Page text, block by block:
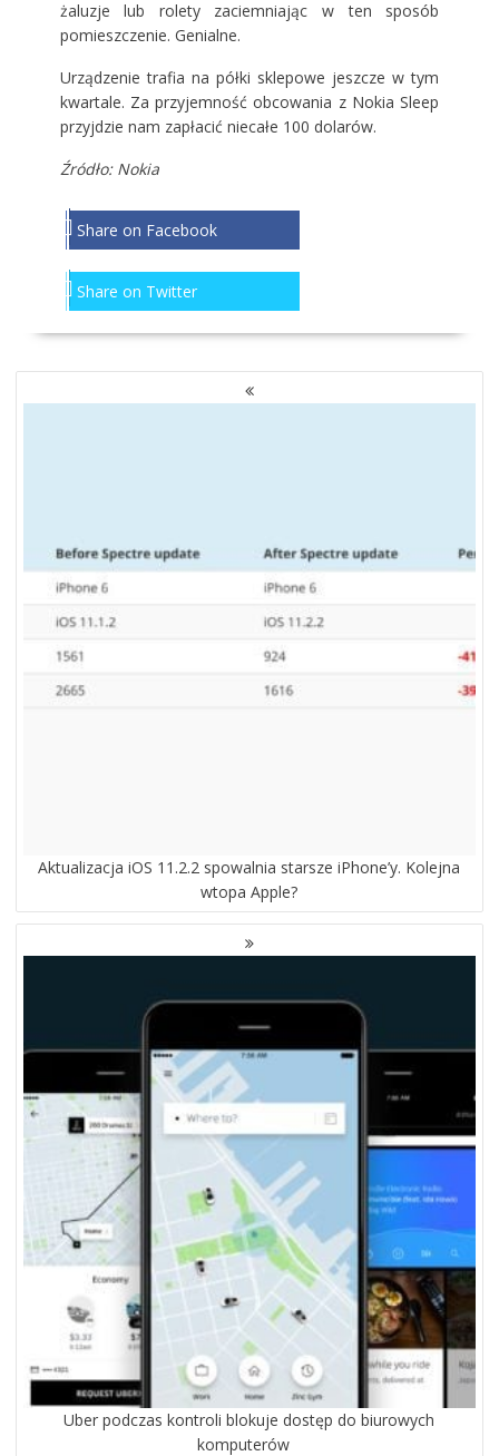
żaluzje lub rolety zaciemniając w ten sposób
pomieszczenie. Genialne.
Urządzenie trafia na półki sklepowe jeszcze w tym
kwartale. Za przyjemność obcowania z Nokia Sleep
przyjdzie nam zapłacić niecałe 100 dolarów.
Źródło: Nokia
Share on Facebook
Share on Twitter
NAWIGACJA
PO
Aktualizacja iOS 11.2.2 spowalnia starsze iPhone’y. Kolejna
wtopa Apple?
Uber podczas kontroli blokuje dostęp do biurowych
komputerów